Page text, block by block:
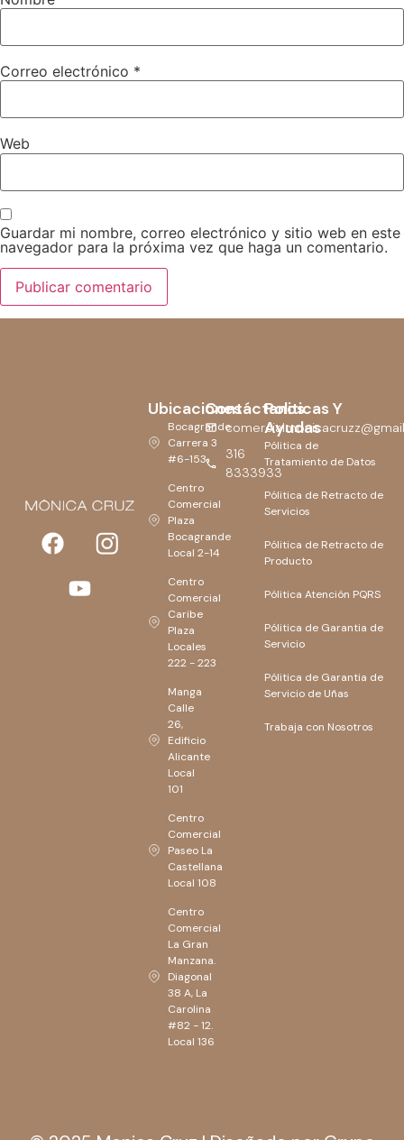
Correo electrónico *
Web
Guardar mi nombre, correo electrónico y sitio web en este
navegador para la próxima vez que haga un comentario.
Contáctanos
316
8333933
Ubicaciones
Bocagrande
Carrera 3
#6-153
Centro
Comercial
Plaza
Bocagrande
Local 2-14
Centro
Comercial
Caribe
Plaza
Locales
222 - 223
Manga
Calle
26,
Edificio
Alicante
Local
101
Centro
Comercial
Paseo La
Castellana
Local 108
Centro
Comercial
La Gran
Manzana.
Diagonal
38 A, La
Carolina
#82 - 12.
Local 136
Politicas Y
Ayudas
Pólitica de
Tratamiento de Datos
Pólitica de Retracto de
Servicios
Pólitica de Retracto de
Producto
Pólitica Atención PQRS
Pólitica de Garantia de
Servicio
Pólitica de Garantia de
Servicio de Uñas
Trabaja con Nosotros